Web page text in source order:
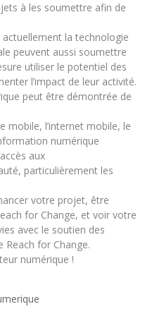
à les soumettre afin de
actuellement la technologie
peuvent aussi soumettre
utiliser le potentiel des
l’impact de leur activité.
peut être démontrée de
mobile, l’internet mobile, le
numérique
aux
particulièrement les
votre projet, être
for Change, et voir votre
avec le soutien des
Reach for Change.
numérique !